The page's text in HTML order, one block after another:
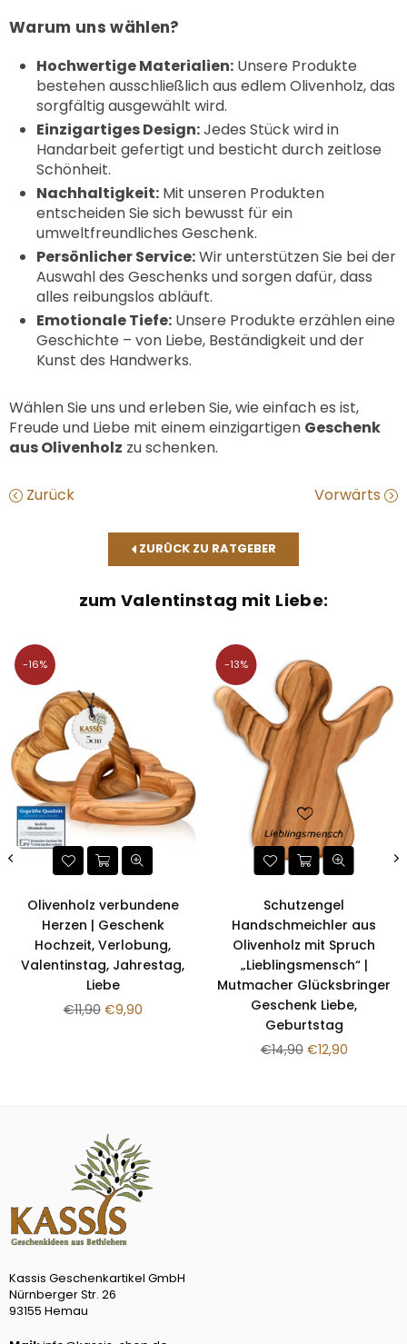
Warum uns wählen?
Hochwertige Materialien: Unsere Produkte
bestehen ausschließlich aus edlem Olivenholz, das
sorgfältig ausgewählt wird.
Einzigartiges Design:Jedes Stück wird in
Handarbeit gefertigt und besticht durch zeitlose
Schönheit.
Nachhaltigkeit: Mit unseren Produkten
entscheiden Sie sich bewusst für ein
umweltfreundliches Geschenk.
Persönlicher Service:Wir unterstützen Sie bei der
Auswahl des Geschenks und sorgen dafür, dass
alles reibungslos abläuft.
Emotionale Tiefe: Unsere Produkte erzählen eine
Geschichte – von Liebe, Beständigkeit und der
Kunst des Handwerks.
Wählen Sie uns und erleben Sie, wie einfach es ist,
Freude und Liebe mit einem einzigartigen Geschenk
aus Olivenholz zu schenken.
Zurück Vorwärts
ZURÜCK ZU RATGEBER
zum Valentinstag mit Liebe:
-16%
Olivenholz verbundene
Herzen | Geschenk
Hochzeit, Verlobung,
Valentinstag, Jahrestag,
Liebe
Normaler
€11,90 €9,90
-13%
Schutzengel
Handschmeichler aus
Olivenholz mit Spruch
„Lieblingsmensch“ |
Mutmacher Glücksbringer
Geschenk Liebe,
Geburtstag
Normaler
€14,90 €12,90
Kassis Geschenkartikel GmbH
Nürnberger Str. 26
93155 Hemau